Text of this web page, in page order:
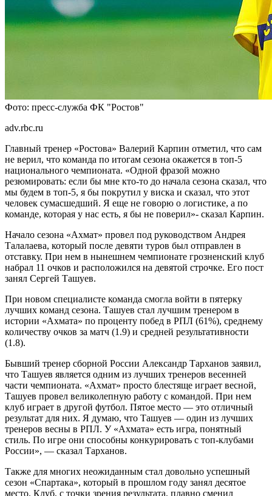
Фото: пресс-служба ФК "Ростов"
adv.rbc.ru
Главный тренер «Ростова» Валерий Карпин отметил, что сам
не верил, что команда по итогам сезона окажется в топ‑5
национального чемпионата. «Одной фразой можно
резюмировать: если бы мне кто‑то до начала сезона сказал, что
мы будем в топ‑5, я бы покрутил у виска и сказал, что этот
человек сумасшедший. Я еще не говорю о логистике, а по
команде, которая у нас есть, я бы не поверил»- сказал Карпин.
Начало сезона «Ахмат» провел под руководством Андрея
Талалаева, который после девяти туров был отправлен в
отставку. При нем в нынешнем чемпионате грозненский клуб
набрал 11 очков и расположился на девятой строчке. Его пост
занял Сергей Ташуев.
При новом специалисте команда смогла войти в пятерку
лучших команд сезона. Ташуев стал лучшим тренером в
истории «Ахмата» по проценту побед в РПЛ (61%), среднему
количеству очков за матч (1.9) и средней результативности
(1.8).
Бывший тренер сборной России Александр Тарханов заявил,
что Ташуев является одним из лучших тренеров весенней
части чемпионата. «Ахмат» просто блестяще играет весной,
Ташуев провел великолепную работу с командой. При нем
клуб играет в другой футбол. Пятое место — это отличный
результат для них. Я думаю, что Ташуев — один из лучших
тренеров весны в РПЛ. У «Ахмата» есть игра, понятный
стиль. По игре они способны конкурировать с топ-клубами
России», — сказал Тарханов.
Также для многих неожиданным стал довольно успешный
сезон «Спартака», который в прошлом году занял десятое
место. Клуб, с точки зрения результата, плавно сменил